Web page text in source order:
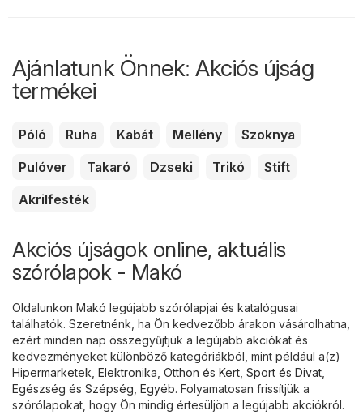
Ajánlatunk Önnek: Akciós újság
termékei
Póló Ruha Kabát Mellény
Szoknya
Pulóver
Takaró Dzseki Trikó
Stift
Akrilfesték
Akciós újságok online, aktuális
szórólapok - Makó
Oldalunkon Makó legújabb szórólapjai és katalógusai
találhatók. Szeretnénk, ha Ön kedvezőbb árakon vásárolhatna,
ezért minden nap összegyűjtjük a legújabb akciókat és
kedvezményeket különböző kategóriákból, mint például a(z)
Hipermarketek Elektronika Otthon és Kert Sport és Divat
Egészség és Szépség Egyéb. Folyamatosan frissítjük a
szórólapokat, hogy Ön mindig értesüljön a legújabb akciókról.